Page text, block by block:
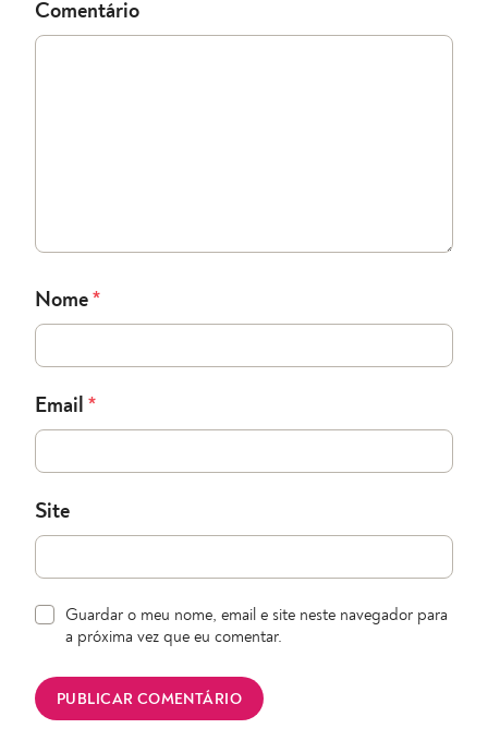
Comentário
Nome *
Email *
Site
Guardar o meu nome, email e site neste navegador para
a próxima vez que eu comentar.